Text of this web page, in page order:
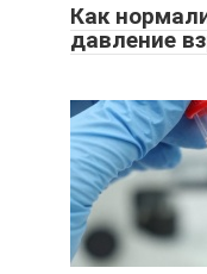
Как
давление